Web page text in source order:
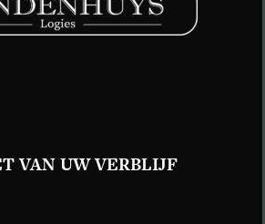
VAN UW VERBLIJF